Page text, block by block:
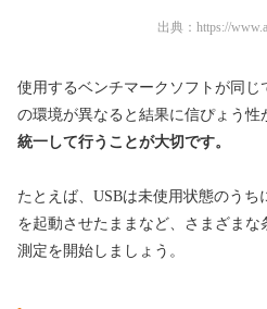
出典： https://
使用するベンチマークソフトが同じ
の環境が異なると結果に信ぴょう性
統一して行うことが大切です。
たとえば、USBは未使用状態のうち
を起動させたままなど、さまざまな
測定を開始しましょう。